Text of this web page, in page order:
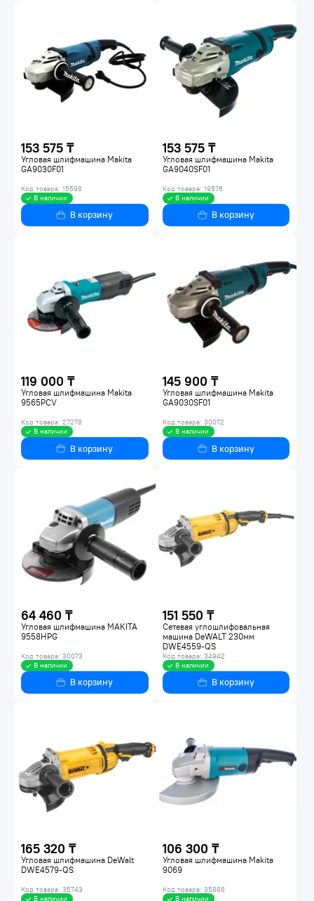
153 575 ₸
Угловая шлифмашина Makita
GA9030F01
Код товара: 15598
В наличии
В корзину
153 575 ₸
Угловая шлифмашина Makita
GA9040SF01
Код товара: 19576
В наличии
В корзину
119 000 ₸
Угловая шлифмашина Makita
9565PCV
Код товара: 27278
В наличии
В корзину
145 900 ₸
Угловая шлифмашина Makita
GA9030SF01
Код товара: 30072
В наличии
В корзину
64 460 ₸
Угловая шлифмашина MAKITA
9558HPG
Код товара: 30073
В наличии
В корзину
151 550 ₸
Сетевая углошлифовальная
машина DeWALT 230мм
DWE4559-QS
Код товара: 34942
В наличии
В корзину
165 320 ₸
Угловая шлифмашина DeWalt
DWE4579-QS
Код товара: 35743
В наличии
106 300 ₸
Угловая шлифмашина Makita
9069
Код товара: 35888
В наличии